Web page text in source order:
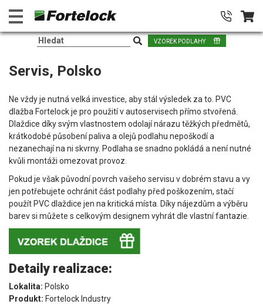
VZOREK PODLAHY
Servis, Polsko
Ne vždy je nutná velká investice, aby stál výsledek za to. PVC
dlažba Fortelock je pro použití v autoservisech přímo stvořená.
Dlaždice díky svým vlastnostem odolají nárazu těžkých předmětů,
krátkodobé působení paliva a olejů podlahu nepoškodí a
nezanechají na ni skvrny. Podlaha se snadno pokládá a není nutné
kvůli montáži omezovat provoz.
Pokud je však původní povrch vašeho servisu v dobrém stavu a vy
jen potřebujete ochránit část podlahy před poškozením, stačí
použít PVC dlaždice jen na kritická místa. Díky nájezdům a výběru
barev si můžete s celkovým designem vyhrát dle vlastní fantazie.
Detaily realizace:
Lokalita: Polsko
Produkt: Fortelock Industry